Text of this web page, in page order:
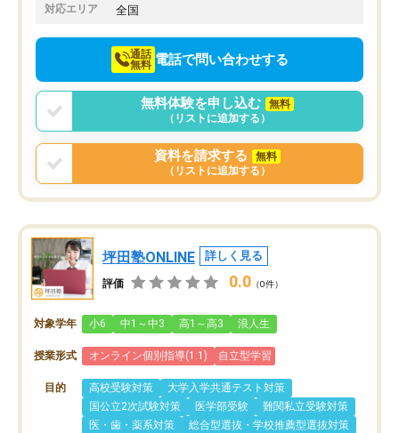
対応エリア 全国
通話
無料 電話で問い合わせする
無料体験を申し込む
無料
（リストに追加する）
資料を請求する
無料
（リストに追加する）
坪田塾ONLINE 詳しく見る
評価 0.0 （0件）
対象学年 小6 中1～中3 高1～高3 浪人生
授業形式 オンライン個別指導(1:1) 自立型学習
目的 高校受験対策
大学入学共通テスト対策
国公立2次試験対策
医学部受験
難関私立受験対策
医・歯・薬系対策
総合型選抜・学校推薦型選抜対策